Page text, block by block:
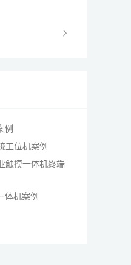
例
工位机案例
触摸一体机终端
体机案例